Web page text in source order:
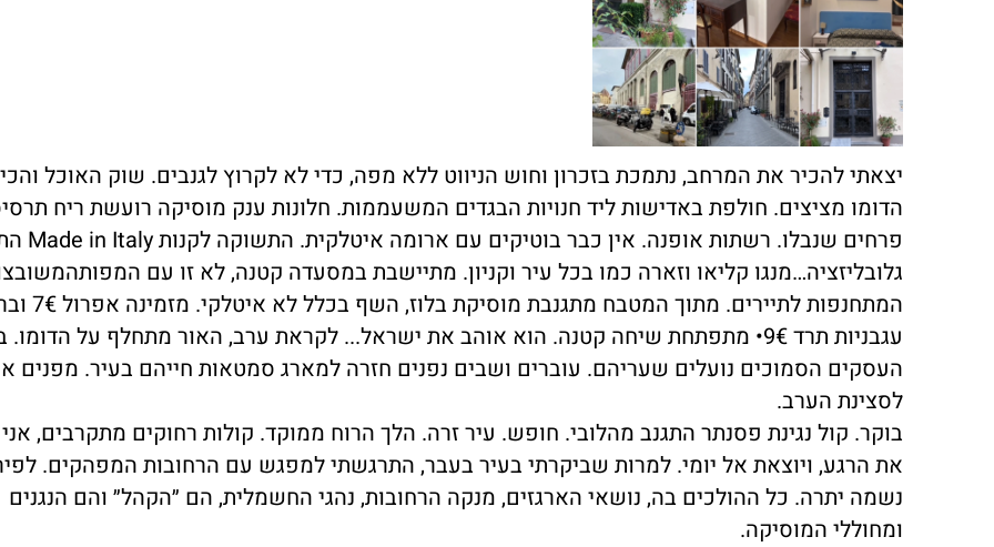
יצאתי להכיר את המרחב, נתמכת בזכרון וחוש הניווט ללא מפה, כדי לא לקרוץ לגנבים. שוק האוכל
הדומו מציצים. חולפת באדישות ליד חנויות הבגדים המשעממות. חלונות ענק מוסיקה רועשת ריח
פרחים שנבלו. רשתות אופנה. אין כבר בוטיקים עם ארומה איטלקית. התשוקה לקנות Made in Italy התפוגגה.
גלובליזציה…מנגו קליאו וזארה כמו בכל עיר וקניון. מתיישבת במסעדה קטנה, לא זו עם
המתחנפות לתיירים. מתוך המטבח מתגנבת מוסיקת בלוז, השף בכלל לא איטלקי. מזמינה אפרול 7€ וברוסקטה
עגבניות תרד 9€• מתפתחת שיחה קטנה. הוא אוהב את ישראל... לקראת ערב, האור מתחלף על הדומו. בעלי
העסקים הסמוכים נועלים שעריהם. עוברים ושבים נפנים חזרה למארג סמטאות חייהם בעיר. מפנים
לסצינת הערב.
בוקר. קול נגינת פסנתר התגנב מהלובי. חופש. עיר זרה. הלך הרוח ממוקד. קולות רחוקים מתקרבים,
את הרגע, ויוצאת אל יומי. למרות שביקרתי בעיר בעבר, התרגשתי למפגש עם הרחובות המפהקים.
נשמה יתרה. כל ההולכים בה, נושאי הארגזים, מנקה הרחובות, נהגי החשמלית, הם ״הקהל״ והם הנגנים
ומחוללי המוסיקה.